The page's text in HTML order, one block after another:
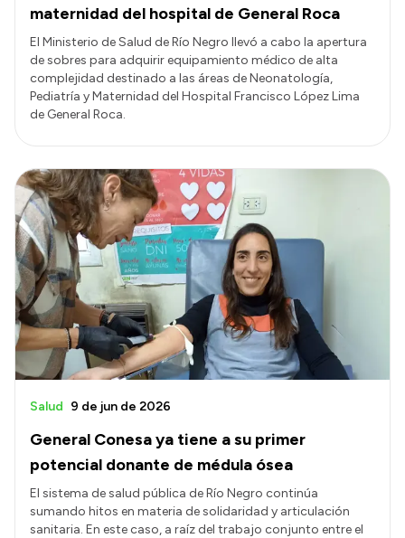
maternidad del hospital de General Roca
El Ministerio de Salud de Río Negro llevó a cabo la apertura
de sobres para adquirir equipamiento médico de alta
complejidad destinado a las áreas de Neonatología,
Pediatría y Maternidad del Hospital Francisco López Lima
de General Roca.
General Conesa ya tiene a su primer
potencial donante de médula ósea
Salud 9 de jun de 2026
El sistema de salud pública de Río Negro continúa
sumando hitos en materia de solidaridad y articulación
sanitaria. En este caso, a raíz del trabajo conjunto entre el